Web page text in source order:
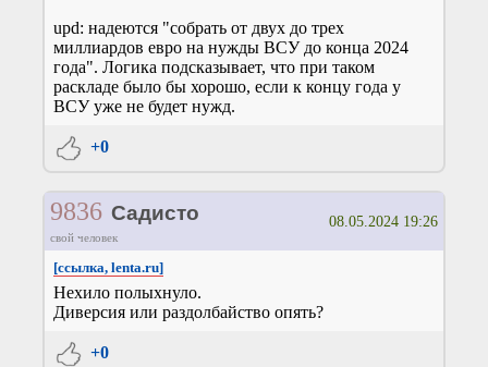
upd: надеются "собрать от двух до трех
миллиардов евро на нужды ВСУ до конца 2024
года". Логика подсказывает, что при таком
раскладе было бы хорошо, если к концу года у
ВСУ уже не будет нужд.
+0
9836 Садисто
свой человек
08.05.2024 19:26
[ссылка, lenta.ru]
Нехило полыхнуло.
Диверсия или раздолбайство опять?
+0